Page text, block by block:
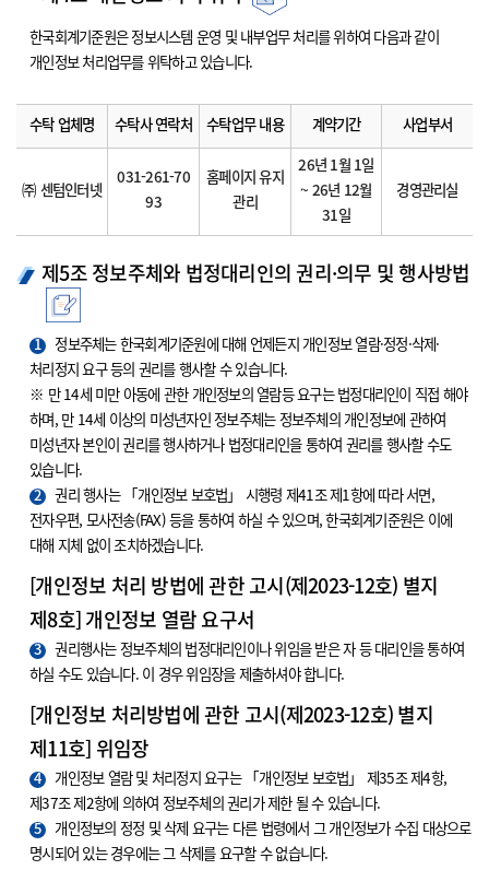
한국회계기준원은 정보시스템 운영 및 내부업무 처리를 위하여 다음과 같이
개인정보 처리업무를 위탁하고 있습니다.
수탁 업체명 수탁사 연락처 수탁업무 내용 계약기간 사업부서
㈜ 센텀인터넷
031-261-70
93
홈페이지 유지
관리
26년 1월 1일
~ 26년 12월
31일
경영관리실
제5조 정보주체와 법정대리인의 권리·의무 및 행사방법
1
정보주체는 한국회계기준원에 대해 언제든지 개인정보 열람·정정·삭제·
처리정지 요구 등의 권리를 행사할 수 있습니다.
※ 만 14세 미만 아동에 관한 개인정보의 열람등 요구는 법정대리인이 직접 해야
하며, 만 14세 이상의 미성년자인 정보주체는 정보주체의 개인정보에 관하여
미성년자 본인이 권리를 행사하거나 법정대리인을 통하여 권리를 행사할 수도
있습니다.
2
권리 행사는 「개인정보 보호법」 시행령 제41조 제1항에 따라 서면,
전자우편, 모사전송(FAX) 등을 통하여 하실 수 있으며, 한국회계기준원은 이에
대해 지체 없이 조치하겠습니다.
[개인정보 처리 방법에 관한 고시(제2023-12호) 별지
제8호] 개인정보 열람 요구서
3
권리행사는 정보주체의 법정대리인이나 위임을 받은 자 등 대리인을 통하여
하실 수도 있습니다. 이 경우 위임장을 제출하셔야 합니다.
[개인정보 처리방법에 관한 고시(제2023-12호) 별지
제11호] 위임장
4
개인정보 열람 및 처리정지 요구는 「개인정보 보호법」 제35조 제4항,
제37조 제2항에 의하여 정보주체의 권리가 제한 될 수 있습니다.
5
개인정보의 정정 및 삭제 요구는 다른 법령에서 그 개인정보가 수집 대상으로
명시되어 있는 경우에는 그 삭제를 요구할 수 없습니다.